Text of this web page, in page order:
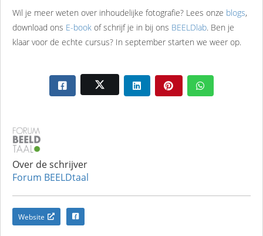
Wil je meer weten over inhoudelijke fotografie? Lees onze blogs,
download ons E-book of schrijf je in bij ons BEELDlab. Ben je
klaar voor de echte cursus? In september starten we weer op.
Over de schrijver
Forum BEELDtaal
Website